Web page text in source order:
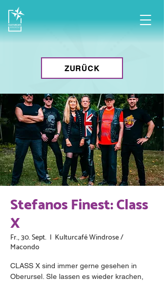
ZURÜCK
Stefanos Finest: Class
X
Fr., 30. Sept.
  |
Kulturcafé Windrose /
Macondo
CLASS X sind immer gerne gesehen in
Oberursel. SIe lassen es wieder krachen,